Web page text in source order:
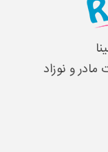
و نوزاد